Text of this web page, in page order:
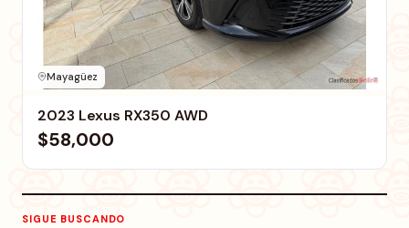
Mayagüez
2023 Lexus RX350 AWD
$58,000
SIGUE BUSCANDO